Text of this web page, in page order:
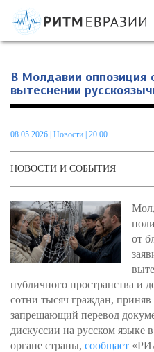
Информационно-аналитическое
проблемам интеграции на
В Молдавии оппозиция
вытеснении
08.05.2026 Новости | 20.00
НОВОСТИ И СОБЫТИЯ
от
публичного пространства и
сотни тысяч граждан,
запрещающий перевод
дискуссии на русском языке
органе страны, сообщает